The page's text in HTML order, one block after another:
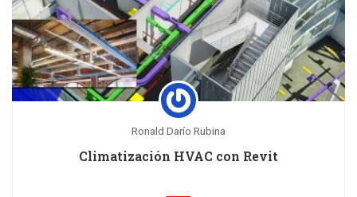
Ronald Darío Rubina
Climatización HVAC con Revit